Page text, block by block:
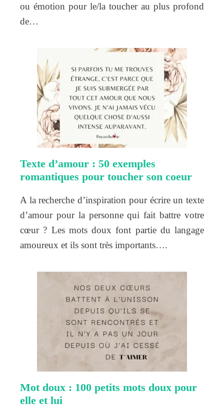
ou émotion pour le/la toucher au plus profond
de…
Texte d’amour : 50 exemples
romantiques pour toucher son coeur
A la recherche d’inspiration pour écrire un texte
d’amour pour la personne qui fait battre votre
cœur ? Les mots doux font partie du langage
amoureux et ils sont très importants….
Mot doux : 100 petits mots doux pour
elle et lui